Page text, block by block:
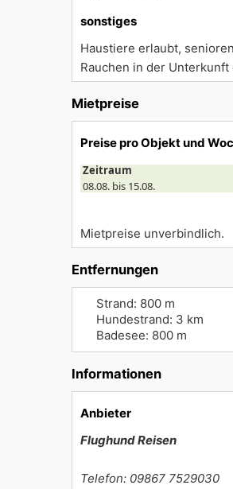
sonstiges
Haustiere erlaubt,
Rauchen in der Unterkunft
Mietpreise
Preise pro Objekt und
Zeitraum
08.08. bis 15.08.
Mietpreise unverbindlich.
Entfernungen
Strand: 800 m
Hundestrand: 3 km
Badesee: 800 m
Informationen
Anbieter
Flughund Reisen
Telefon: 09867 7529030